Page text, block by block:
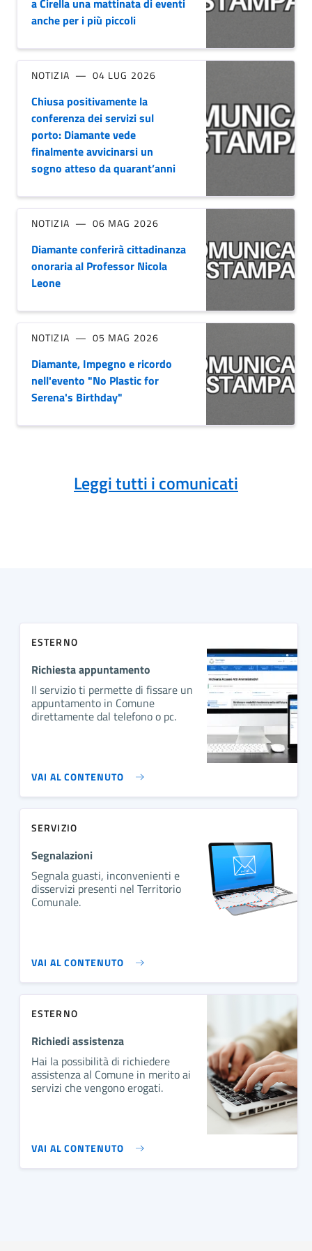
a Cirella una mattinata di eventi
anche per i più piccoli
NOTIZIA 04 LUG 2026
Chiusa positivamente la
conferenza dei servizi sul
porto: Diamante vede
finalmente avvicinarsi un
sogno atteso da quarant’anni
NOTIZIA 06 MAG 2026
Diamante conferirà cittadinanza
onoraria al Professor Nicola
Leone
NOTIZIA 05 MAG 2026
Diamante, Impegno e ricordo
nell'evento "No Plastic for
Serena's Birthday"
Leggi tutti i comunicati
ESTERNO
Richiesta appuntamento
Il servizio ti permette di fissare un
appuntamento in Comune
direttamente dal telefono o pc.
VAI AL CONTENUTO
SERVIZIO
Segnalazioni
Segnala guasti, inconvenienti e
disservizi presenti nel Territorio
Comunale.
VAI AL CONTENUTO
ESTERNO
Richiedi assistenza
Hai la possibilità di richiedere
assistenza al Comune in merito ai
servizi che vengono erogati.
VAI AL CONTENUTO